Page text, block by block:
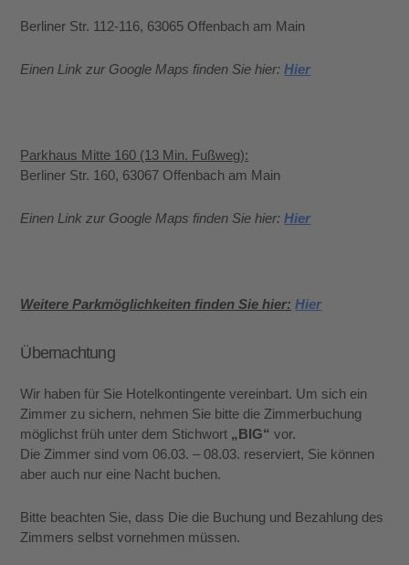
Berliner Str. 112-116, 63065 Offenbach am Main
Einen Link zur Google Maps finden Sie hier:Hier
Parkhaus Mitte 160 (13 Min. Fußweg):
Berliner Str. 160, 63067 Offenbach am Main
Einen Link zur Google Maps finden Sie hier:Hier
Weitere Parkmöglichkeiten finden Sie hier: Hier
Übernachtung
Wir haben für Sie Hotelkontingente vereinbart. Um sich ein
Zimmer zu sichern, nehmen Sie bitte die Zimmerbuchung
möglichst früh unter dem Stichwort „BIG“ vor.
Die Zimmer sind vom 06.03. – 08.03. reserviert, Sie können
aber auch nur eine Nacht buchen.
Bitte beachten Sie, dass Die die Buchung und Bezahlung des
Zimmers selbst vornehmen müssen.